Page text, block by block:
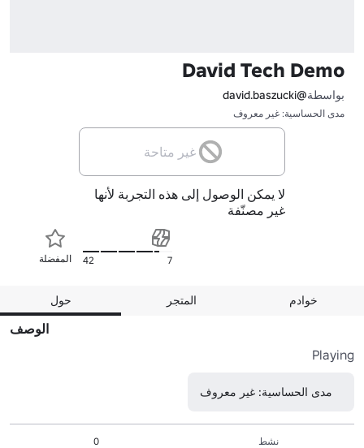
David Tech Demo
بواسطة@david.baszucki
مدى الحساسية: غير معروف
غير متاحة
لا يمكن الوصول إلى هذه التجربة لأنها
غير مصنّفة
المفضلة 42 7
حول المتجر خوادم
الوصف
Playing
مدى الحساسية: غير معروف
نشط
0